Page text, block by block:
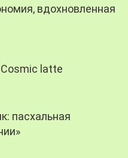
вдохновленная
latte
пасхальная